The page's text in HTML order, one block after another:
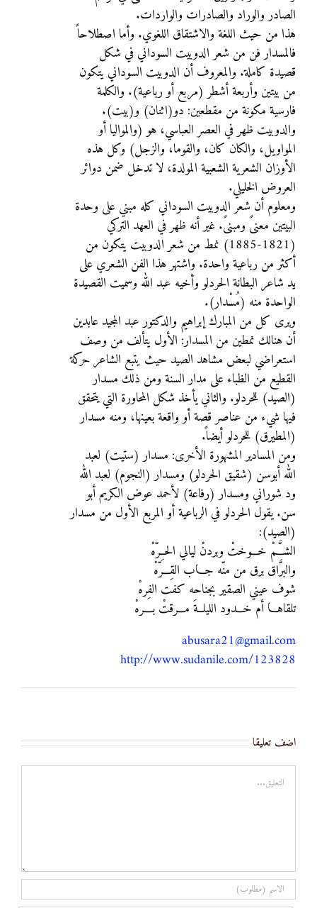
الصادر والوراد والصادرات والواردات.
هذا من حيث اللغة والاشتقاق اللغوي. وأما اصطلاحاً
فالمسدار فن من شعر الدوبيت السوداني في شكل
قصيدة كاملة. والمعروف أن الدوبيت السوداني يتكون
من بيتين وأربعة أشطر (مربع أو رباعية). والكلمة
فارسية مكونة من مقطعين: دو(اثنان) و(بيت).
والدوبيت ظهر في العصر العباسي، هو (والمواليا أو
المواويل، والكان كان، والقوما، والزجل) وكل هذه
الأوزان الشعرية الشعبية المولدة، لا تدخل ضمن دوائر
العروض الخليلي.
ومعلوم أن شعر الدوبيت السوداني كله مبني على وحدة
البيتين معنىً ومبنىً. غير أنه ظهر في العهد التركي
(1821-1885) نمط من شعر الدوبيت يتكون من
أكثر من رباعية واحدة. واشتهر هذا الفن الشعري على
يد شاعر البطانة الحردلو وأخيه عبد الله وسميت القصيدة
الواحدة منه (مُسْدار).
ويرى كل من المبارك إبراهيم والدكتور عبد المجيد عابدين
أن هنالك نمطين من المسدار: الأول يتألف من وصف
استعراضي لبعض مشاهد الصيد حيث يتبع الشاعر حركة
القطيع من الظباء على مدار السنة ومن ذلك مسدار
(الصيد) للحردلو. والثاني يأخذ شكل المحاورة التي يتحقق
فيها شيء من عناصر قصة أو واقعة بعينها، ومنه مسدار
(المطيرق) للحردلو أيضاً.
ومن المسادير المشهورة الأخرى: مسدار (ستيت) لعبد
الله أبوسن (شقيق الحردلو) ومسدار (النجوم) لعبد الله
ود شوراني ومسدار (رفاعة) لأحمد عوض الكريم أبو
سن. يقول الحردلو في الرباعية أو المربع الأول من مسدار
(الصيد):
الشـــَّمْ خـــوختْ وبردنْ ليالي الحــِرّهْ
والبرَّاق برق من منّه جـــاب القِـــرّهْ
شوف عيني الصقير بجناحه كفت الفِرهْ
تلقاهـــا أم خـــدود الليلــةَ مـــرقتْ بــــرهْ
abusara21@gmail.com
http://www.sudanile.com/123828
اضف تعليقا
تعليق